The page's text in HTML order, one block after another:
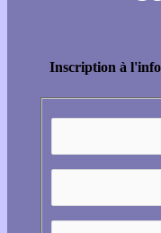
Inscription à